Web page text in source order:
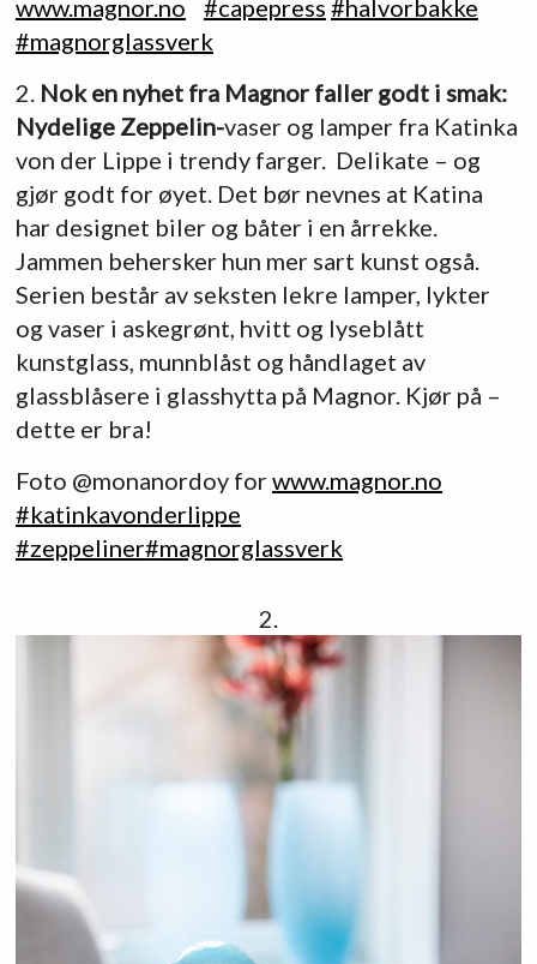
www.magnor.no #capepress #halvorbakke
#magnorglassverk
2. Nok en nyhet fra Magnor faller godt i smak:
Nydelige Zeppelin-vaser og lamper fra Katinka
von der Lippe i trendy farger. Delikate – og
gjør godt for øyet. Det bør nevnes at Katina
har designet biler og båter i en årrekke.
Jammen behersker hun mer sart kunst også.
Serien består av seksten lekre lamper, lykter
og vaser i askegrønt, hvitt og lyseblått
kunstglass, munnblåst og håndlaget av
glassblåsere i glasshytta på Magnor. Kjør på –
dette er bra!
Foto @monanordoy forwww.magnor.no
#katinkavonderlippe
#zeppeliner#magnorglassverk
2.